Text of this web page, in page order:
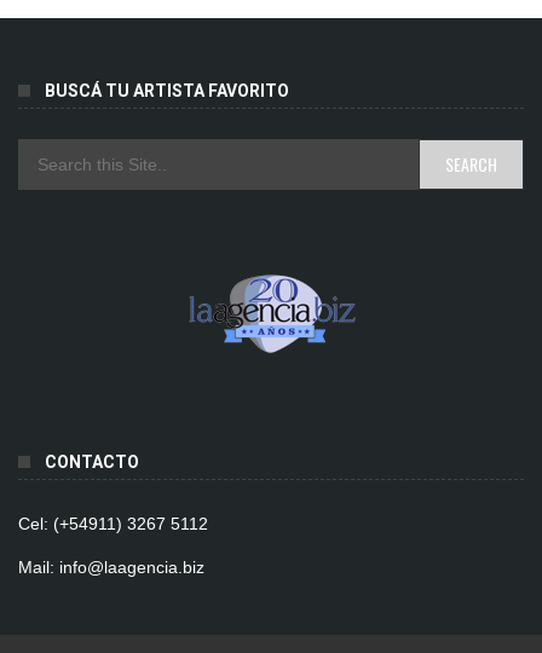
BUSCÁ TU ARTISTA FAVORITO
CONTACTO
Cel: (+54911) 3267 5112
Mail: info@laagencia.biz